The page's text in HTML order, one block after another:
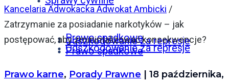
Odszkodowanie za represje
Odszkodowanie za represje
Prawo spadkowe
Prawo spadkowe
Kancelaria Adwokacka Adwokat Ambicki /
Zatrzymanie za posiadanie narkotyków – jak
postępować, aby zminimalizować konsekwencje?
Prawo karne, Porady Prawne | 18 października,